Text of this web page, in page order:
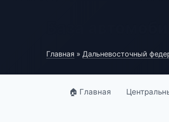
Главная » Дальневосточный
🏠 Главная